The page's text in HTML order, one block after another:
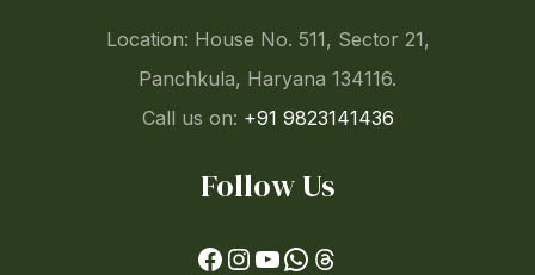
Location: House No. 511, Sector 21,
Panchkula, Haryana 134116.
Call us on: +91 9823141436
Follow Us
F I Y W